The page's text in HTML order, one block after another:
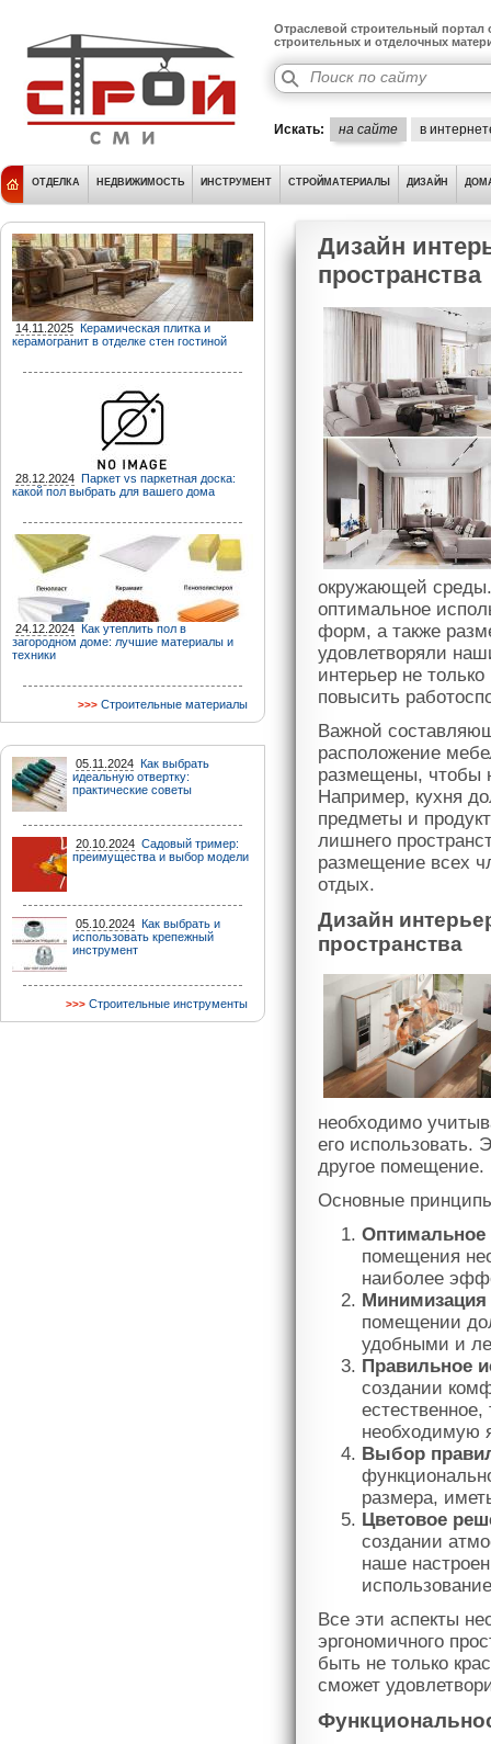
Отраслевой строительный портал
строительных и отделочных
Искать: на сайте в
ОТДЕЛКА НЕДВИЖИМОСТЬ ИНСТРУМЕНТ СТРОЙМАТЕРИАЛЫ ДИЗАЙН
14.11.2025 Керамическая плитка и
керамогранит в отделке стен гостиной
28.12.2024 Паркет vs паркетная доска:
какой пол выбрать для вашего дома
24.12.2024 Как утеплить пол в
загородном доме: лучшие материалы и
техники
Строительные материалы
05.11.2024 Как выбрать
идеальную отвертку:
практические советы
20.10.2024 Садовый тример:
преимущества и выбор модели
05.10.2024 Как выбрать и
использовать крепежный
инструмент
Строительные инструменты
Дизайн
пространства
окружающей среды.
оптимальное
форм, а также
удовлетворяли
интерьер не
повысить
Важной
расположение
размещены, чтобы
Например, кухня
предметы и
лишнего
размещение всех
отдых.
Дизайн
пространства
необходимо
его использовать.
другое помещение.
Основные
Оптимальное
помещения
наиболее
помещении
удобными и
Правильное
создании
необходимую
Выбор
размера,
Цветовое
создании
наше
Все эти аспекты
эргономичного
быть не только
сможет